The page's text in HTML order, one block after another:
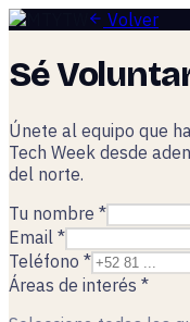
Volver
Sé
Únete al equipo que
Tech Week desde
del norte.
Tu nombre *
Email *
Teléfono *
Áreas de interés *